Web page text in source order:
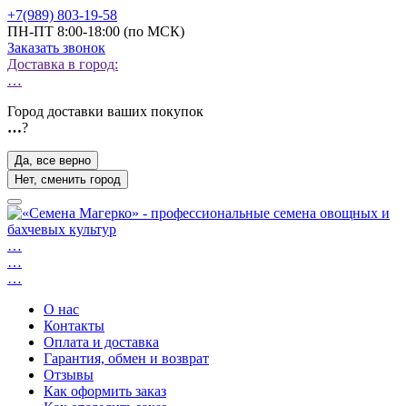
+7(989) 803-19-58
ПН-ПТ 8:00-18:00 (по МСК)
Заказать звонок
Доставка в город:
…
Город доставки ваших покупок
…?
Да, все верно
Нет, сменить город
…
…
…
О нас
Контакты
Оплата и доставка
Гарантия, обмен и возврат
Отзывы
Как оформить заказ